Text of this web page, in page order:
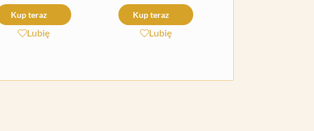
Kup teraz
Lubię
Kup teraz
Lubię